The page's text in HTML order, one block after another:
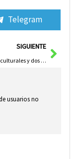
Telegram
SIGUIENTE
‘ViVher’ rompe sus propios límites con más de 30 propuestas culturales y dos citas inéditas que marcarán un verano histórico en Herencia
usuarios no